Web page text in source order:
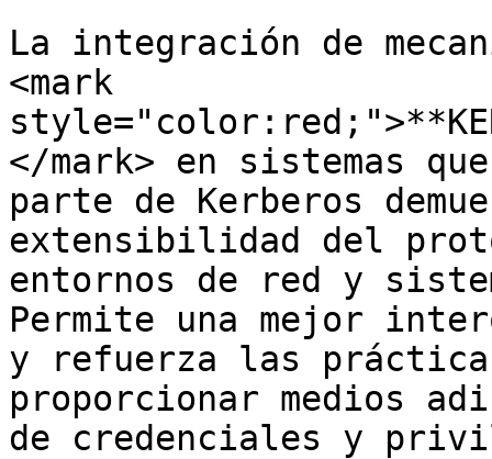
La integración de
<mark
</mark> en sistemas
parte de Kerberos
extensibilidad del
entornos de red y
Permite una mejor
y refuerza las
proporcionar medios
de credenciales y